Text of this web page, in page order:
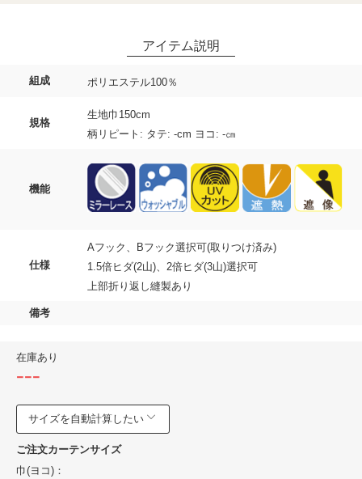
組成 ポリエステル100％
規格
生地巾150cm
柄リピート: タテ: -cm ヨコ: -㎝
機能
仕様
Aフック、Bフック選択可(取りつけ済み)
1.5倍ヒダ(2山)、2倍ヒダ(3山)選択可
上部折り返し縫製あり
備考
在庫あり
---
サイズを自動計算したい
ご注文カーテンサイズ
巾(ヨコ)：